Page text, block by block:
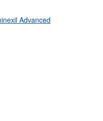
Advanced